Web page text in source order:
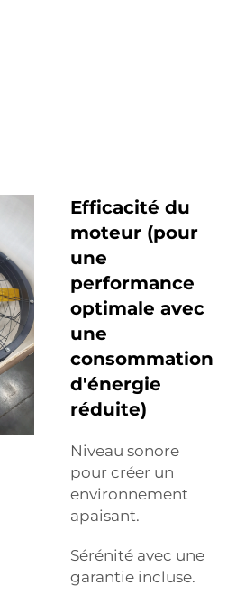
Efficacité du
moteur (pour
une
performance
optimale avec
une
consommation
d'énergie
réduite)
Niveau sonore
pour créer un
environnement
apaisant.
Sérénité avec une
garantie incluse.